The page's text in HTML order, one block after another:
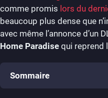
comme promis lors du
beaucoup plus dense que
avec même l’annonce d’un
Home Paradise qui reprend
Sommaire